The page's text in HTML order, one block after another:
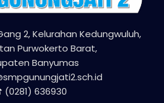
2, Kelurahan Kedungwuluh,
Purwokerto Barat,
Banyumas
636930